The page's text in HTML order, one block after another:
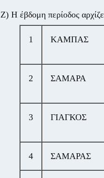
Ζ) Η έβδομη περίοδος
1 ΚΑΜΠΑΣ
2 ΣΑΜΑΡΑ
3 ΓΙΑΓΚΟΣ
4 ΣΑΜΑΡΑΣ